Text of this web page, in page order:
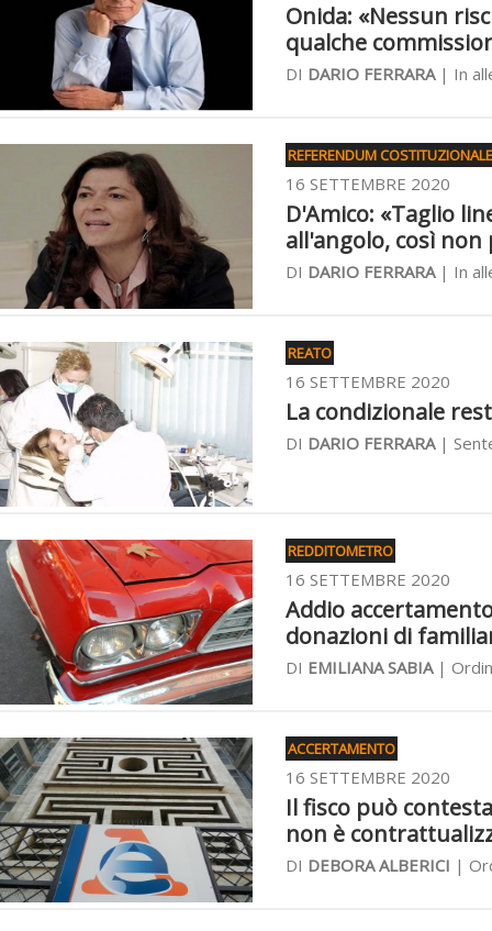
Onida: «Nessun
qualche
DI DARIO FERRARA| In
REFERENDUM
16 SETTEMBRE 2020
D'Amico: «Taglio
all'angolo, così non
DI DARIO FERRARA| In
REATO
16 SETTEMBRE 2020
La condizionale
DI DARIO FERRARA|
REDDITOMETRO
16 SETTEMBRE 2020
Addio
donazioni di
DI EMILIANA SABIA|
ACCERTAMENTO
16 SETTEMBRE 2020
Il fisco può
non è
DI DEBORA ALBERICI |